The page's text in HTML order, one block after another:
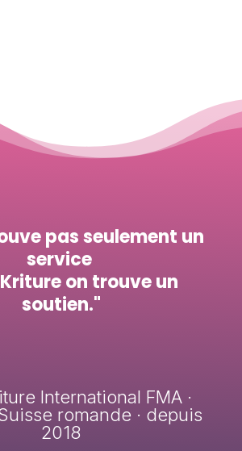
pas seulement un
service
on trouve un
soutien."
International FMA ·
romande · depuis
2018